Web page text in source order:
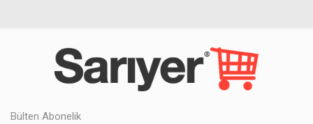
Bülten Abonelik